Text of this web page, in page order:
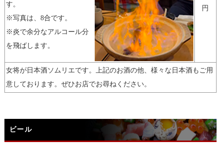
す。
※写真は、8合です。
※炎で余分なアルコール分
を飛ばします。
円
女将が日本酒ソムリエです。上記のお酒の他、様々な日本酒もご用
意しております。ぜひお店でお尋ねください。
ビール